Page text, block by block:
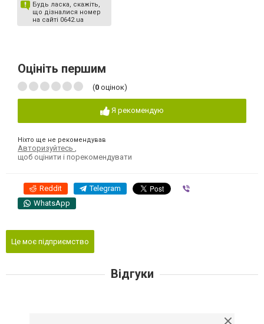
Будь ласка, скажіть,
що дізналися номер
на сайті 0642.ua
Оцініть першим
(0 оцінок)
Я рекомендую
Ніхто ще не рекомендував
Авторизуйтесь
щоб оцінити і порекомендувати
Reddit Telegram
WhatsApp
Це моє підприємство
Відгуки